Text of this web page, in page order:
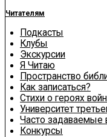
Читателям
Подкасты
Клубы
Экскурсии
Я Читаю
Пространство
Как записаться?
Стихи о героях
Университет
Часто задаваемые
Конкурсы